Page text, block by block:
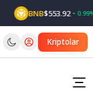
BNB$553.92 0.99%
Kriptolar